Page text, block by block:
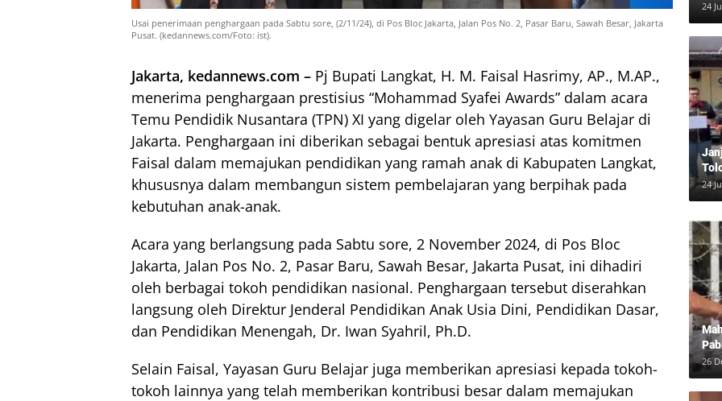
Usai penerimaan penghargaan pada Sabtu sore, (2/11/24), di Pos Bloc Jakarta, Jalan Pos No. 2, Pasar Baru, Sawah Besar, Jakarta
Pusat. (kedannews.com/Foto: ist).
Jakarta, kedannews.com – Pj Bupati Langkat, H. M. Faisal Hasrimy, AP., M.AP.,
menerima penghargaan prestisius “Mohammad Syafei Awards” dalam acara
Temu Pendidik Nusantara (TPN) XI yang digelar oleh Yayasan Guru Belajar di
Jakarta. Penghargaan ini diberikan sebagai bentuk apresiasi atas komitmen
Faisal dalam memajukan pendidikan yang ramah anak di Kabupaten Langkat,
khususnya dalam membangun sistem pembelajaran yang berpihak pada
kebutuhan anak-anak.
Acara yang berlangsung pada Sabtu sore, 2 November 2024, di Pos Bloc
Jakarta, Jalan Pos No. 2, Pasar Baru, Sawah Besar, Jakarta Pusat, ini dihadiri
oleh berbagai tokoh pendidikan nasional. Penghargaan tersebut diserahkan
langsung oleh Direktur Jenderal Pendidikan Anak Usia Dini, Pendidikan Dasar,
dan Pendidikan Menengah, Dr. Iwan Syahril, Ph.D.
Selain Faisal, Yayasan Guru Belajar juga memberikan apresiasi kepada tokoh-
tokoh lainnya yang telah memberikan kontribusi besar dalam memajukan
24
24
26